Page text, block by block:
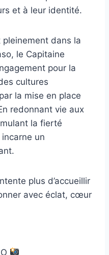
et à leur identité.
pleinement dans la
le Capitaine
pour la
cultures
la mise en place
redonnant vie aux
la fierté
un
plus d’accueillir
avec éclat, cœur